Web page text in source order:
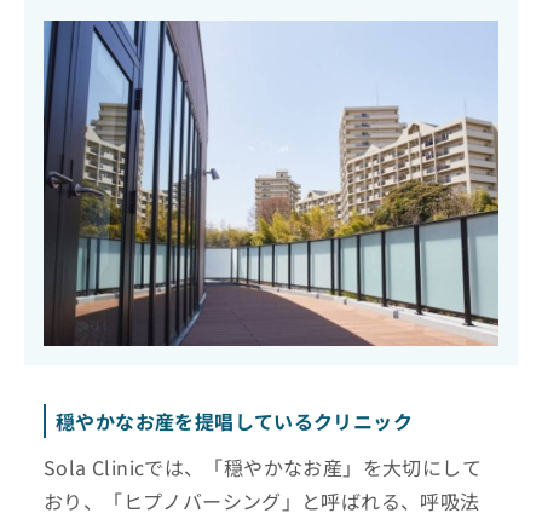
穏やかなお産を提唱しているクリニック
Sola Clinicでは、「穏やかなお産」を大切にして
おり、「ヒプノバーシング」と呼ばれる、呼吸法